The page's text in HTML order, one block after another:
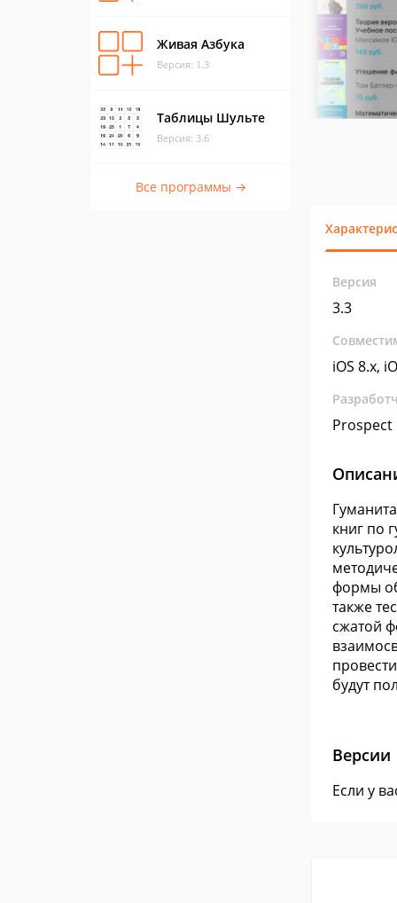
Живая Азбука
Версия: 1.3
Таблицы Шульте
Версия: 3.6
Все программы →
Версия
3.3
iOS 8.x,
Prospect
книг по
формы
также
сжатой
будут
Версии
Если у